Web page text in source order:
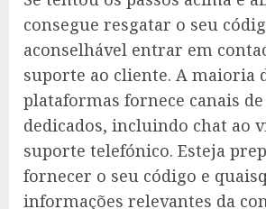
consegue resgatar o seu
aconselhável entrar em
suporte ao cliente. A maioria
plataformas fornece canais
dedicados, incluindo chat ao
suporte telefónico. Esteja
fornecer o seu código e
informações relevantes da